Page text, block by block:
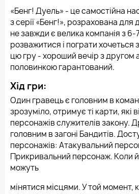
«Бенг! Дуель» - це самостійна
з серії «Бенг!», розрахована для
не завжди є велика компанія з 6-
розважитися і пограти
цю гру - хороший вечір з другом
половинкою гарантований.
Хід гри:
Один гравець є головним в
зрозуміло, отримує ті карти, які
персонажів служителів закону.
головним в загоні Бандитів.
персонажів: Атакувальний
Прикривальний персонаж. Коли
можуть
мінятися місцями. У той момент,